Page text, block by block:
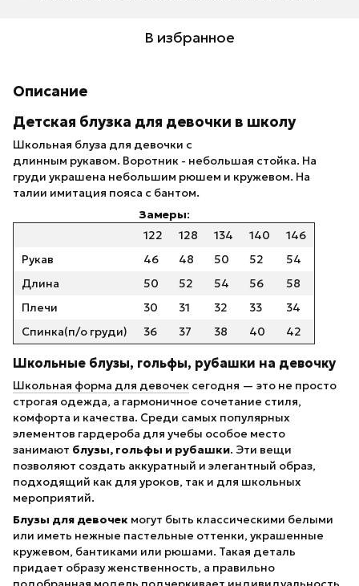
В избранное
Описание
Детская блузка для девочки в школу
Школьная блуза для девочки с
длинным рукавом. Воротник - небольшая стойка. На
груди украшена небольшим рюшем и кружевом. На
талии имитация пояса с бантом.
Замеры:
122
128 134 140
146
Рукав
46 48 50 52
54
Длина
50 52 54 56
58
Плечи
30 31 32 33
34
Спинка(п/о груди)
36 37 38 40 42
Школьные блузы, гольфы, рубашки на девочку
Школьная форма для девочек сегодня — это не просто
строгая одежда, а гармоничное сочетание стиля,
комфорта и качества. Среди самых популярных
элементов гардероба для учебы особое место
занимают блузы, гольфы и рубашки. Эти вещи
позволяют создать аккуратный и элегантный образ,
подходящий как для уроков, так и для школьных
мероприятий.
Блузы для девочек могут быть классическими белыми
или иметь нежные пастельные оттенки, украшенные
кружевом, бантиками или рюшами. Такая деталь
придает образу женственность, а правильно